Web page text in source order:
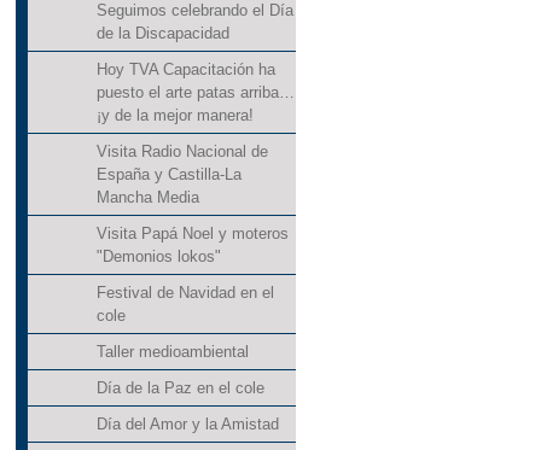
Seguimos celebrando el Día
de la Discapacidad
Hoy TVA Capacitación ha
puesto el arte patas arriba…
¡y de la mejor manera!
Visita Radio Nacional de
España y Castilla-La
Mancha Media
Visita Papá Noel y moteros
"Demonios lokos"
Festival de Navidad en el
cole
Taller medioambiental
Día de la Paz en el cole
Día del Amor y la Amistad